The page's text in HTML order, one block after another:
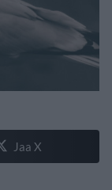
Jaa X